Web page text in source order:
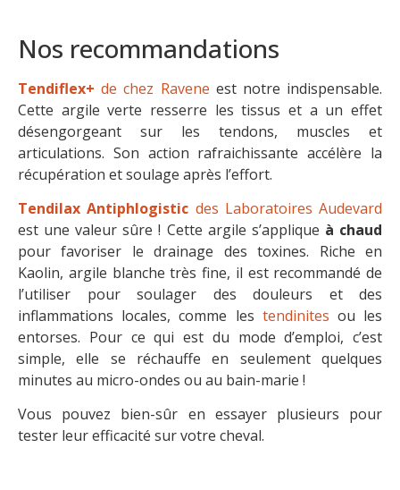
Nos recommandations
Tendiflex+ de chez Ravene est notre indispensable.
Cette argile verte resserre les tissus et a un effet
désengorgeant sur les tendons, muscles et
articulations. Son action rafraichissante accélère la
récupération et soulage après l’effort.
Tendilax Antiphlogistic des Laboratoires Audevard
est une valeur sûre ! Cette argile s’applique à chaud
pour favoriser le drainage des toxines. Riche en
Kaolin, argile blanche très fine, il est recommandé de
l’utiliser pour soulager des douleurs et des
inflammations locales, comme les tendinites ou les
entorses. Pour ce qui est du mode d’emploi, c’est
simple, elle se réchauffe en seulement quelques
minutes au micro-ondes ou au bain-marie !
Vous pouvez bien-sûr en essayer plusieurs pour
tester leur efficacité sur votre cheval.